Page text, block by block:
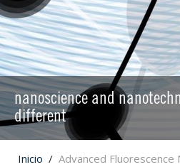
nanoscience and
different
Inicio Advanced Fluorescence